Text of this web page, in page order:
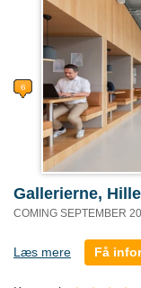
Gallerierne,
COMING SEPTEMBER
Læs mere Få